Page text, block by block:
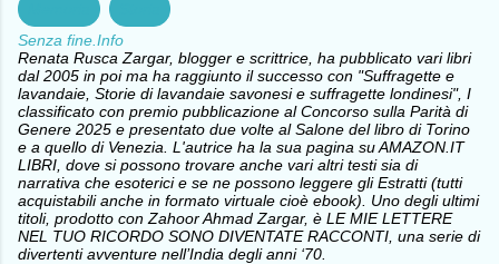
Senza fine.Info
Renata Rusca Zargar, blogger e scrittrice, ha pubblicato vari libri
dal 2005 in poi ma ha raggiunto il successo con "Suffragette e
lavandaie, Storie di lavandaie savonesi e suffragette londinesi", I
classificato con premio pubblicazione al Concorso sulla Parità di
Genere 2025 e presentato due volte al Salone del libro di Torino
e a quello di Venezia. L'autrice ha la sua pagina su AMAZON.IT
LIBRI, dove si possono trovare anche vari altri testi sia di
narrativa che esoterici e se ne possono leggere gli Estratti (tutti
acquistabili anche in formato virtuale cioè ebook). Uno degli ultimi
titoli, prodotto con Zahoor Ahmad Zargar, è LE MIE LETTERE
NEL TUO RICORDO SONO DIVENTATE RACCONTI, una serie di
divertenti avventure nell’India degli anni ‘70.